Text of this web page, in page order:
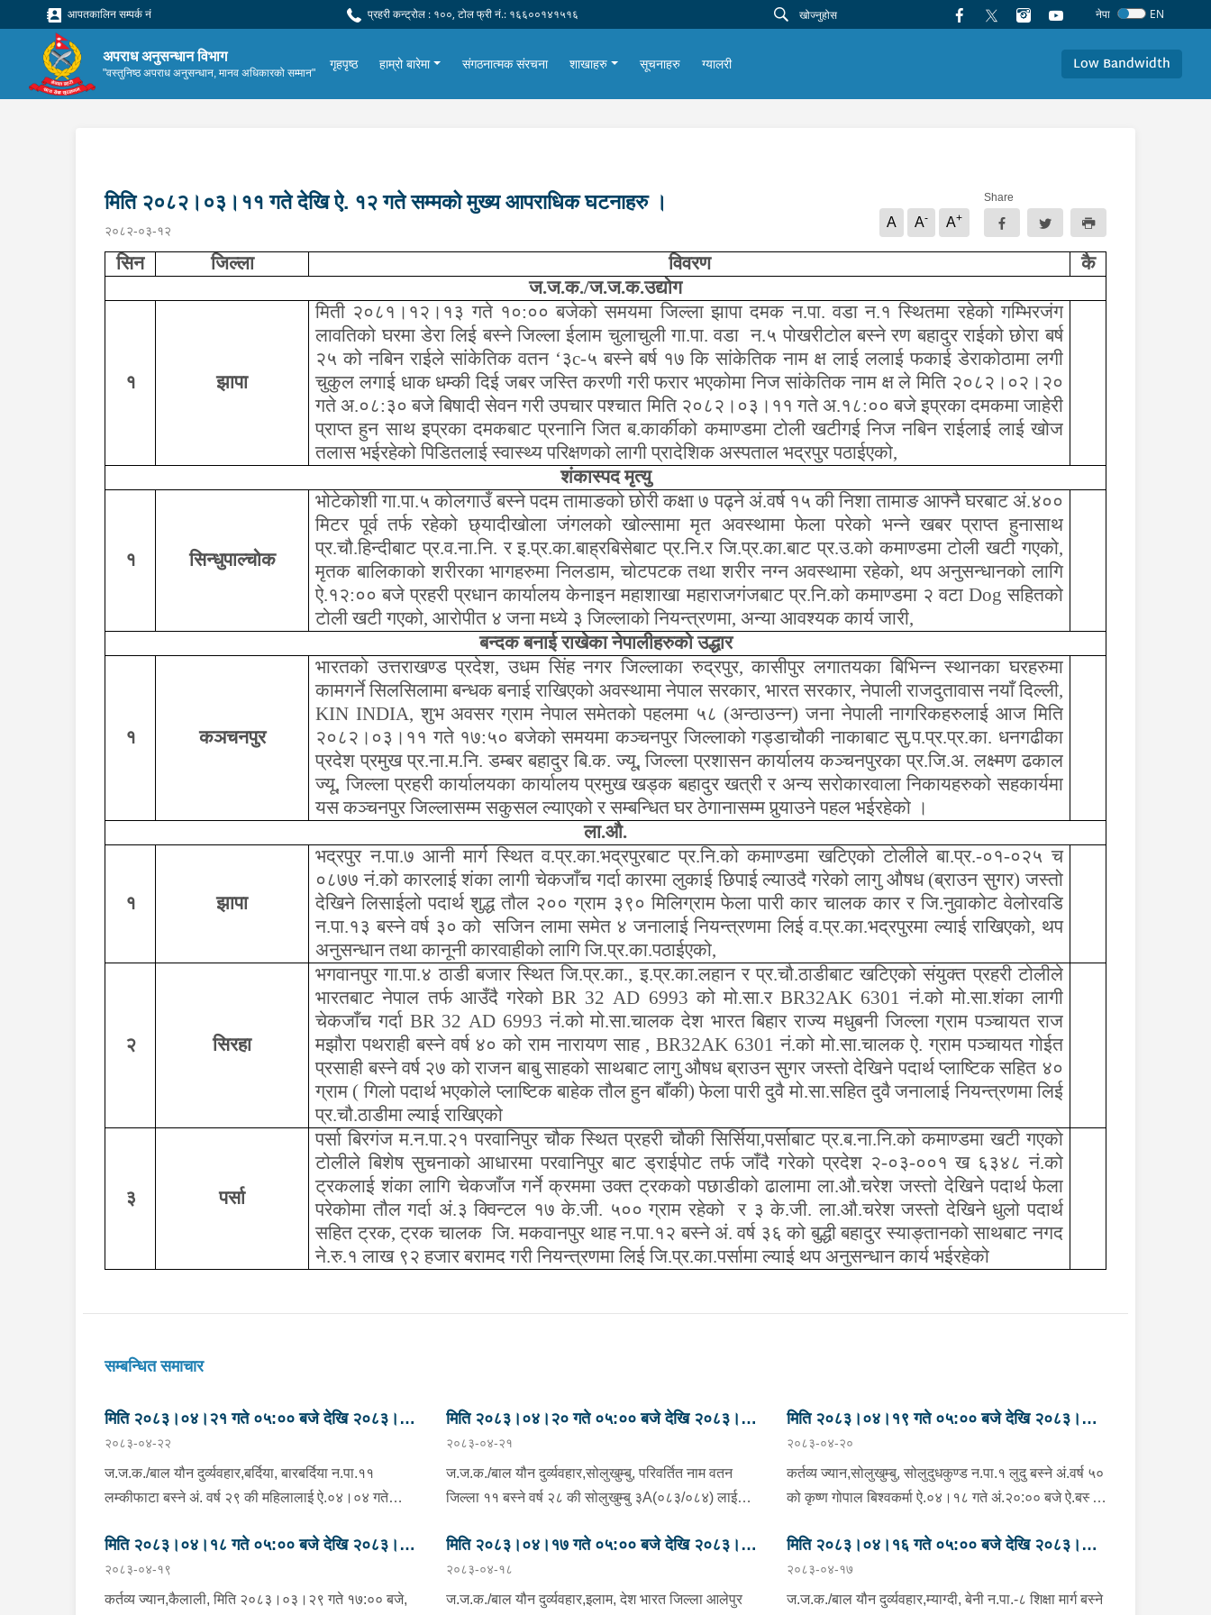
आपतकालिन सम्पर्क नं प्रहरी कन्ट्रोल : १००, टोल फ्री नं.: १६६००१४१५१६ नेपा EN
अपराध अनुसन्धान विभाग
"वस्तुनिष्ठ अपराध अनुसन्धान, मानव अधिकारको सम्मान"
गृहपृष्ठ हाम्रो बारेमा संगठनात्मक संरचना शाखाहरु सूचनाहरु ग्यालरी Low Bandwidth
मिति २०८२।०३।११ गते देखि ऐ. १२ गते सम्मको मुख्य आपराधिक घटनाहरु ।
२०८२-०३-१२
A A- A+
Share
सिन जिल्ला विवरण
कै
ज.ज.क./ज.ज.क.उद्योग
१ झापा
मिती २०८१।१२।१३ गते १०:०० बजेको समयमा जिल्ला झापा दमक न.पा. वडा न.१ स्थितमा रहेको गम्भिरजंग
लावतिको घरमा डेरा लिई बस्ने जिल्ला ईलाम चुलाचुली गा.पा. वडा न.५ पोखरीटोल बस्ने रण बहादुर राईको छोरा बर्ष
२५ को नबिन राईले सांकेतिक वतन ‘३c-५ बस्ने बर्ष १७ कि सांकेतिक नाम क्ष लाई ललाई फकाई डेराकोठामा लगी
चुकुल लगाई धाक धम्की दिई जबर जस्ति करणी गरी फरार भएकोमा निज सांकेतिक नाम क्ष ले मिति २०८२।०२।२०
गते अ.०८:३० बजे बिषादी सेवन गरी उपचार पश्चात मिति २०८२।०३।११ गते अ.१८:०० बजे इप्रका दमकमा जाहेरी
प्राप्त हुन साथ इप्रका दमकबाट प्रनानि जित ब.कार्कीको कमाण्डमा टोली खटीगई निज नबिन राईलाई लाई खोज
तलास भईरहेको पिडितलाई स्वास्थ्य परिक्षणको लागी प्रादेशिक अस्पताल भद्रपुर पठाईएको,
शंकास्पद मृत्यु
१ सिन्धुपाल्चोक
भोटेकोशी गा.पा.५ कोलगाउँ बस्ने पदम तामाङको छोरी कक्षा ७ पढ्ने अं.वर्ष १५ की निशा तामाङ आफ्नै घरबाट अं.४००
मिटर पूर्व तर्फ रहेको छ्यादीखोला जंगलको खोल्सामा मृत अवस्थामा फेला परेको भन्ने खबर प्राप्त हुनासाथ
प्र.चौ.हिन्दीबाट प्र.व.ना.नि. र इ.प्र.का.बाह्रबिसेबाट प्र.नि.र जि.प्र.का.बाट प्र.उ.को कमाण्डमा टोली खटी गएको,
मृतक बालिकाको शरीरका भागहरुमा निलडाम,चोटपटक तथा शरीर नग्न अवस्थामा रहेको, थप अनुसन्धानको लागि
ऐ.१२:०० बजे प्रहरी प्रधान कार्यालय केनाइन महाशाखा महाराजगंजबाट प्र.नि.को कमाण्डमा २ वटा Dogसहितको
टोली खटी गएको, आरोपीत ४ जना मध्ये ३ जिल्लाको नियन्त्रणमा, अन्या आवश्यक कार्य जारी,
बन्दक बनाई राखेका नेपालीहरुको उद्धार
१ कञचनपुर
भारतको उत्तराखण्ड प्रदेश,उधम सिंह नगर जिल्लाका रुद्रपुर,कासीपुर लगातयका बिभिन्न स्थानका घरहरुमा
कामगर्ने सिलसिलामा बन्धक बनाई राखिएको अवस्थामा नेपाल सरकार, भारत सरकार,नेपाली राजदुतावास नयाँ दिल्ली,
KIN INDIA,शुभ अवसर ग्राम नेपाल समेतको पहलमा ५८ (अन्ठाउन्न) जना नेपाली नागरिकहरुलाई आज मिति
२०८२।०३।११ गते १७:५० बजेको समयमा कञ्चनपुर जिल्लाको गड्डाचौकी नाकाबाट सु.प.प्र.प्र.का. धनगढीका
प्रदेश प्रमुख प्र.ना.म.नि. डम्बर बहादुर बि.क. ज्यू,जिल्ला प्रशासन कार्यालय कञ्चनपुरका प्र.जि.अ. लक्ष्मण ढकाल
ज्यू,जिल्ला प्रहरी कार्यालयका कार्यालय प्रमुख खड्क बहादुर खत्री र अन्य सरोकारवाला निकायहरुको सहकार्यमा
यस कञ्चनपुर जिल्लासम्म सकुसल ल्याएको र सम्बन्धित घर ठेगानासम्म पुर्‍याउने पहल भईरहेको ।
ला.औ.
१ झापा
भद्रपुर न.पा.७ आनी मार्ग स्थित व.प्र.का.भद्रपुरबाट प्र.नि.को कमाण्डमा खटिएको टोलीले बा.प्र.-०१-०२५ च
०८७७ नं.को कारलाई शंका लागी चेकजाँच गर्दा कारमा लुकाई छिपाई ल्याउदै गरेको लागु औषध (ब्राउन सुगर) जस्तो
देखिने लिसाईलो पदार्थ शुद्ध तौल २०० ग्राम ३९० मिलिग्राम फेला पारी कार चालक कार र जि.नुवाकोट वेलोरवडि
न.पा.१३ बस्ने वर्ष ३० को सजिन लामा समेत ४ जनालाई नियन्त्रणमा लिई व.प्र.का.भद्रपुरमा ल्याई राखिएको, थप
अनुसन्धान तथा कानूनी कारवाहीको लागि जि.प्र.का.पठाईएको,
२ सिरहा
भगवानपुर गा.पा.४ ठाडी बजार स्थित जि.प्र.का.,इ.प्र.का.लहान र प्र.चौ.ठाडीबाट खटिएको संयुक्त प्रहरी टोलीले
भारतबाट नेपाल तर्फ आउँदै गरेकोBR 32AD 6993 को मो.सा.रBR32AK 6301 नं.को मो.सा.शंका लागी
चेकजाँच गर्दा BR 32AD 6993 नं.को मो.सा.चालक देश भारत बिहार राज्य मधुबनी जिल्ला ग्राम पञ्चायत राज
मझौरा पथराही बस्ने वर्ष ४० को राम नारायण साह , BR32AK 6301 नं.को मो.सा.चालक ऐ. ग्राम पञ्चायत गोईत
प्रसाही बस्ने वर्ष २७ को राजन बाबु साहको साथबाट लागु औषध ब्राउन सुगर जस्तो देखिने पदार्थ प्लाष्टिक सहित ४०
ग्राम ( गिलो पदार्थ भएकोले प्लाष्टिक बाहेक तौल हुन बाँकी) फेला पारी दुवै मो.सा.सहित दुवै जनालाई नियन्त्रणमा लिई
प्र.चौ.ठाडीमा ल्याई राखिएको
३ पर्सा
पर्सा बिरगंज म.न.पा.२१ परवानिपुर चौक स्थित प्रहरी चौकी सिर्सिया,पर्साबाट प्र.ब.ना.नि.को कमाण्डमा खटी गएको
टोलीले बिशेष सुचनाको आधारमा परवानिपुर बाट ड्राईपोट तर्फ जाँदै गरेको प्रदेश २-०३-००१ ख ६३४८ नं.को
ट्रकलाई शंका लागि चेकजाँज गर्ने क्रममा उक्त ट्रकको पछाडीको ढालामा ला.औ.चरेश जस्तो देखिने पदार्थ फेला
परेकोमा तौल गर्दा अं.३ क्विन्टल १७ के.जी. ५०० ग्राम रहेको र ३ के.जी. ला.औ.चरेश जस्तो देखिने धुलो पदार्थ
सहित ट्रक,ट्रक चालक जि. मकवानपुर थाह न.पा.१२ बस्ने अं. वर्ष ३६ को बुद्धी बहादुर स्याङ्तानको साथबाट नगद
ने.रु.१ लाख ९२ हजार बरामद गरी नियन्त्रणमा लिई जि.प्र.का.पर्सामा ल्याई थप अनुसन्धान कार्य भईरहेको
सम्बन्धित समाचार
मिति २०८३।०४।२१ गते ०५:०० बजे देखि २०८३।
०४।२२ गते ०५:०० सम्मका मुख्य आपराधिक घटनाहरु
।
२०८३-०४-२२
ज.ज.क./बाल यौन दुर्व्यवहार,बर्दिया, बारबर्दिया न.पा.११
लम्कीफाटा बस्ने अं. वर्ष २९ की महिलालाई ऐ.०४।०४ गते
कमलराज बि.क.ले घरमा बुहारीलाई सुत्केरी व्यथा लागेकोले
सहयोग गरिदिने बहाना बनाई ढोका खोल्न लगाई ज.ज.क.गरेको
भनि ऐ.२१ गते अं.१४:३० बजे इ.प्र.का.मोतिपुर बर्दियामा पीडितले
मिति २०८३।०४।२० गते ०५:०० बजे देखि २०८३।
०४।२१ गते ०५:०० सम्मका मुख्य आपराधिक घटनाहरु
।
२०८३-०४-२१
ज.ज.क./बाल यौन दुर्व्यवहार,सोलुखुम्बु, परिवर्तित नाम वतन
जिल्ला ११ बस्ने वर्ष २८ की सोलुखुम्बु ३A(०८३/०८४) लाई
अं.वर्ष ३० को हेम सागर तामाङ निज महिलाको घरमा भित्र प्रबेश
गरी जबरजस्ती करणी गर्ने प्रयास गरेको भनि मिति २०८३।४।
१९ गते १३:००बजे पिडितले प्रहरी चौकी वाकु,सोलुखुम्बुमा
मिति २०८३।०४।१९ गते ०५:०० बजे देखि २०८३।
०४।२० गते ०५:०० सम्मका मुख्य आपराधिक घटनाहरु
।
२०८३-०४-२०
कर्तव्य ज्यान,सोलुखुम्बु, सोलुदुधकुण्ड न.पा.१ लुदु बस्ने अं.वर्ष ५०
को कृष्ण गोपाल बिश्वकर्मा ऐ.०४।१८ गते अं.२०:०० बजे ऐ.बस्ने
पुजामा गएकोमा निज कृष्ण गोपाल बिश्वकर्मालाई निर बहादुर
बिश्वकर्माले कुटपिट गरी घाइते भएको भन्ने खबर ऐ.०४।१९ गते
ऐ.१३:३० बजे प्र.चौ.नुनथलामा प्राप्त हुनासाथ प्र.स.नि.को
मिति २०८३।०४।१८ गते ०५:०० बजे देखि २०८३।
०४।१९ गते ०५:०० सम्मका मुख्य आपराधिक घटनाहरु
।
२०८३-०४-१९
कर्तव्य ज्यान,कैलाली, मिति २०८३।०३।२९ गते १७:०० बजे,
मिति २०८३।०४।१७ गते ०५:०० बजे देखि २०८३।
०४।१८ गते ०५:०० सम्मका मुख्य आपराधिक घटनाहरु
।
२०८३-०४-१८
ज.ज.क./बाल यौन दुर्व्यवहार,इलाम, देश भारत जिल्ला आलेपुर
मिति २०८३।०४।१६ गते ०५:०० बजे देखि २०८३।
०४।१७ गते ०५:०० सम्मका मुख्य आपराधिक घटनाहरु
।
२०८३-०४-१७
ज.ज.क./बाल यौन दुर्व्यवहार,म्याग्दी, बेनी न.पा.-८ शिक्षा मार्ग बस्ने